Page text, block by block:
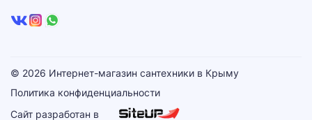
© 2026 Интернет-магазин сантехники в Крыму
Политика конфиденциальности
Сайт разработан в